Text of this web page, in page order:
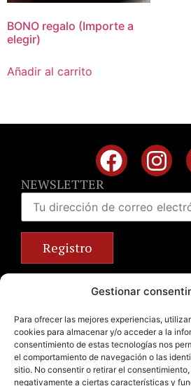
Gestionar
Para ofrecer las mejores experiencias,
cookies para almacenar y/o acceder a la
consentimiento de estas tecnologías nos
el comportamiento de navegación o las
sitio. No consentir o retirar el
negativamente a ciertas características y
BONO regalo (Importe a
elegir)
Añadir al carrito
NEWSLETTER
+34 963 672 314
info@emilianobodega.com
Parking